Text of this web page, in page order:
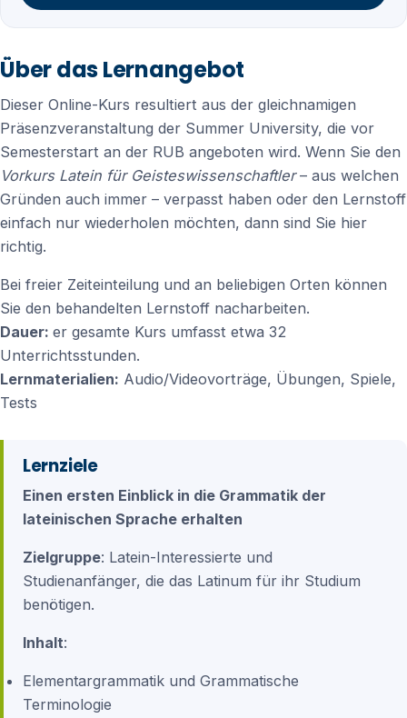
Über das Lernangebot
Dieser Online-Kurs resultiert aus der gleichnamigen
Präsenzveranstaltung der Summer University, die vor
Semesterstart an der RUB angeboten wird. Wenn Sie den
Vorkurs Latein für Geisteswissenschaftler– aus welchen
Gründen auch immer – verpasst haben oder den Lernstoff
einfach nur wiederholen möchten, dann sind Sie hier
richtig.
Bei freier Zeiteinteilung und an beliebigen Orten können
Sie den behandelten Lernstoff nacharbeiten.
Dauer: er gesamte Kurs umfasst etwa 32
Unterrichtsstunden.
Lernmaterialien: Audio/Videovorträge, Übungen, Spiele,
Tests
Lernziele
Einen ersten Einblick in die Grammatik der
lateinischen Sprache erhalten
Zielgruppe: Latein-Interessierte und
Studienanfänger, die das Latinum für ihr Studium
benötigen.
Inhalt:
Elementargrammatik und Grammatische
Terminologie